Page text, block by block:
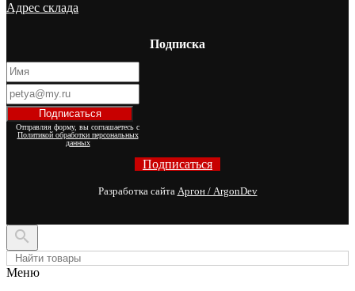
Адрес склада
Подписка
Отправляя форму, вы соглашаетесь с
Политикой обработки персональных
данных
Подписаться
Разработка сайта Аргон / ArgonDev

Меню